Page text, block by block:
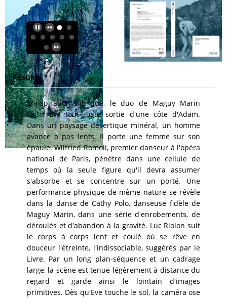
Résumé
D'inspiration biblique, le duo de Maguy Marin
saisit Eve tout juste sortie d'une côte d'Adam.
Dans un paysage désertique minéral, un homme
avance à pas lents. Il porte une femme sur son
épaule. Wilfried Romoli, premier danseur à l'opéra
national de Paris, pénètre dans une cellule de
temps où la seule figure qu'il devra assumer
s'absorbe et se concentre sur un porté. Une
performance physique de même nature se révèle
dans la danse de Cathy Polo, danseuse fidèle de
Maguy Marin, dans une série d'enrobements, de
déroulés et d'abandon à la gravité. Luc Riolon suit
le corps à corps lent et coulé où se rêve en
douceur l'étreinte, l'indissociable, suggérés par le
Livre. Par un long plan-séquence et un cadrage
large, la scène est tenue légèrement à distance du
regard et garde ainsi le lointain d'images
primitives. Dès qu'Eve touche le sol, la caméra ose